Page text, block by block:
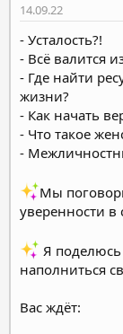
м
ы
14.09.22
- Усталость?!
- Всё валится
- Где найти
жизни?
- Как начать
- Что такое
-
Мы
уверенности в
Я
наполниться
Вас ждёт: